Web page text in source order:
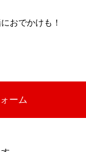
おでかけも！
ーム